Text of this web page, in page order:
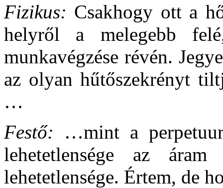
Fizikus: Csakhogy ott a
helyről a melegebb
munkavégzése révén.
az olyan hűtőszekrényt
…
Festő: …mint a
lehetetlensége az
lehetetlensége. Értem, de